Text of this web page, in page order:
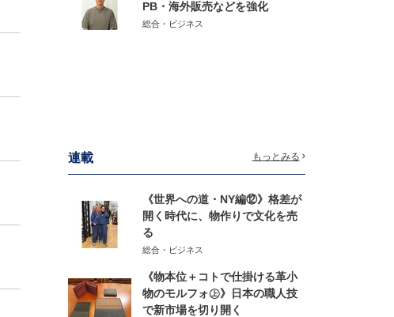
PB・海外販売などを強化
総合・ビジネス
連載 もっとみる
《世界への道・NY編⑫》格差が
開く時代に、物作りで文化を売
る
総合・ビジネス
《物本位＋コトで仕掛ける革小
物のモルフォ㊤》日本の職人技
で新市場を切り開く